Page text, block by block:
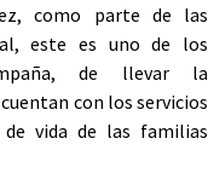
como parte de las
este es uno de los
de llevar la
con los servicios
vida de las familias